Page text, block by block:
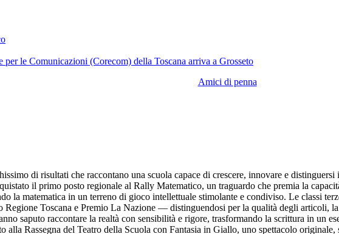
le Comunicazioni (Corecom) della Toscana arriva a Grosseto
Amici di penna
di risultati che raccontano una scuola capace di crescere, innovare e
il primo posto regionale al Rally Matematico, un traguardo che premia la
la matematica in un terreno di gioco intellettuale stimolante e condiviso. Le classi
Toscana e Premio La Nazione — distinguendosi per la qualità degli articoli,
saputo raccontare la realtà con sensibilità e rigore, trasformando la scrittura in un
alla Rassegna del Teatro della Scuola con Fantasia in Giallo, uno spettacolo